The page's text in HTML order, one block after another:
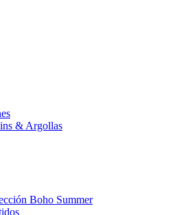
& Argollas
Boho Summer